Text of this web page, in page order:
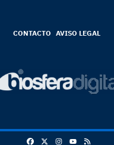
CONTACTO AVISO LEGAL
FacebookInstagram